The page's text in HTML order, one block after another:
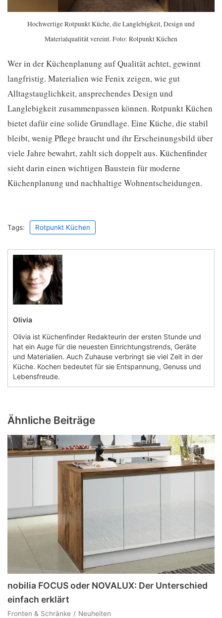
Hochwertige Rotpunkt Küche, die Langlebigkeit, Design und
Materialqualität vereint. Foto: Rotpunkt Küchen
Wer in der Küchenplanung auf Qualität achtet, gewinnt
langfristig. Materialien wie Fenix zeigen, wie gut
Alltagstauglichkeit, ansprechendes Design und
Langlebigkeit zusammenpassen können. Rotpunkt Küchen
bietet dafür eine solide Grundlage. Eine Küche, die stabil
bleibt, wenig Pflege braucht und ihr Erscheinungsbild über
viele Jahre bewahrt, zahlt sich doppelt aus. Küchenfinder
sieht darin einen wichtigen Baustein für moderne
Küchenplanung und nachhaltige Wohnentscheidungen.
Tags: Rotpunkt Küchen
Olivia
Olivia ist Küchenfinder Redakteurin der ersten Stunde und
hat ein Auge für die neuesten Einrichtungstrends, Geräte
und Materialien. Auch Zuhause verbringt sie viel Zeit in der
Küche. Kochen bedeutet für sie Entspannung, Genuss und
Lebensfreude.
Ähnliche Beiträge
nobilia FOCUS oder NOVALUX: Der Unterschied
einfach erklärt
Fronten & Schränke Neuheiten